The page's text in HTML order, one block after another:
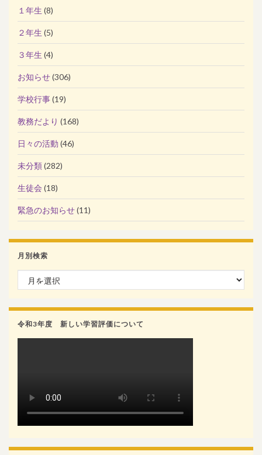
１年生 (8)
２年生 (5)
３年生 (4)
お知らせ(306)
学校行事(19)
教務だより (168)
日々の活動 (46)
未分類(282)
生徒会 (18)
緊急のお知らせ(11)
月別検索
月別検索
令和3年度 新しい学習評価について